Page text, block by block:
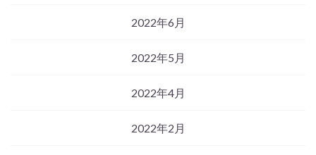
2022年6月
2022年5月
2022年4月
2022年2月